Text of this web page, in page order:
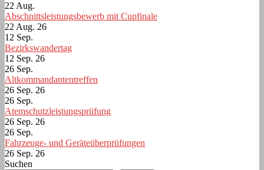
22 Aug.
Abschnittsleistungsbewerb mit Cupfinale
22 Aug. 26
12 Sep.
Bezirkswandertag
12 Sep. 26
26 Sep.
Altkommandantentreffen
26 Sep. 26
26 Sep.
Atemschutzleistungsprüfung
26 Sep. 26
26 Sep.
Fahrzeuge- und Geräteüberprüfungen
26 Sep. 26
Suchen